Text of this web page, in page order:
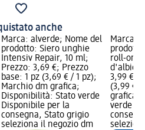
anche
Marca: alverde; Nome del
prodotto: Siero unghie
Intensiv Repair, 10 ml;
Prezzo: 3,69 €; Prezzo
base: 1 pz (3,69 € / 1 pz);
Marchio dm grafica;
Disponibilità: Stato verde
Disponibile per la
consegna, Stato grigio
seleziona il negozio dm
Marca:
roll-on
3,99 €;
(3,99 € /
grafica;
verde